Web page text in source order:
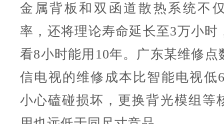
金属背板和双函道散热系统不
率，还将理论寿命延长至3万小时
看8小时能用10年。广东某维修点
信电视的维修成本比智能电视低
小心磕碰损坏，更换背光模组等